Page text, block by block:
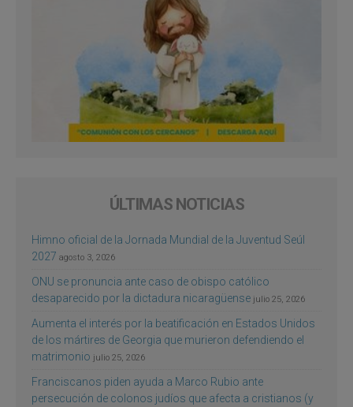
ÚLTIMAS NOTICIAS
Himno oficial de la Jornada Mundial de la Juventud Seúl
2027 agosto 3, 2026
ONU se pronuncia ante caso de obispo católico
desaparecido por la dictadura nicaragüense julio 25, 2026
Aumenta el interés por la beatificación en Estados Unidos
de los mártires de Georgia que murieron defendiendo el
matrimonio julio 25, 2026
Franciscanos piden ayuda a Marco Rubio ante
persecución de colonos judíos que afecta a cristianos (y